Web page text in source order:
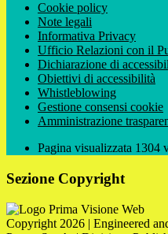
Cookie policy
Note legali
Informativa Privacy
Ufficio Relazioni con il
Dichiarazione di
Obiettivi di accessibilità
Whistleblowing
Gestione consensi cookie
Amministrazione
Pagina visualizzata 1304
Sezione Copyright
Copyright 2026 | Engineered